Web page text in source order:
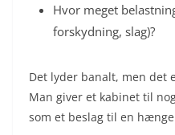
Hvor meget
forskydning, slag)?
Det lyder banalt, men det
Man giver et kabinet til
som et beslag til en